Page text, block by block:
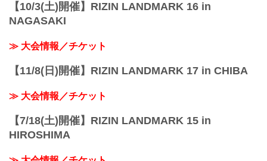
【10/3(土)開催】RIZIN LANDMARK 16 in
NAGASAKI
≫ 大会情報／チケット
【11/8(日)開催】RIZIN LANDMARK 17 in CHIBA
≫ 大会情報／チケット
【7/18(土)開催】RIZIN LANDMARK 15 in
HIROSHIMA